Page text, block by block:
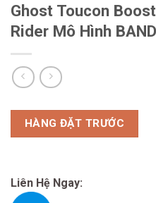
Ghost Toucon
Rider Mô Hình
HÀNG ĐẶT TRƯỚC
Liên Hệ Ngay: